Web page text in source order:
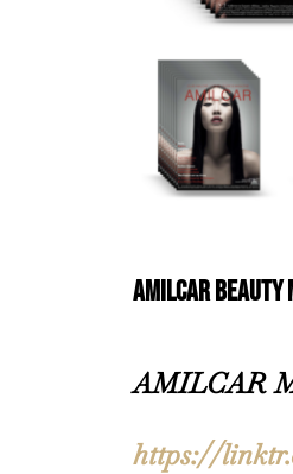
AMILCAR BEAUTY
AMILCAR
https://